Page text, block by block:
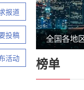
报道
投稿
活动
全国各地
榜单